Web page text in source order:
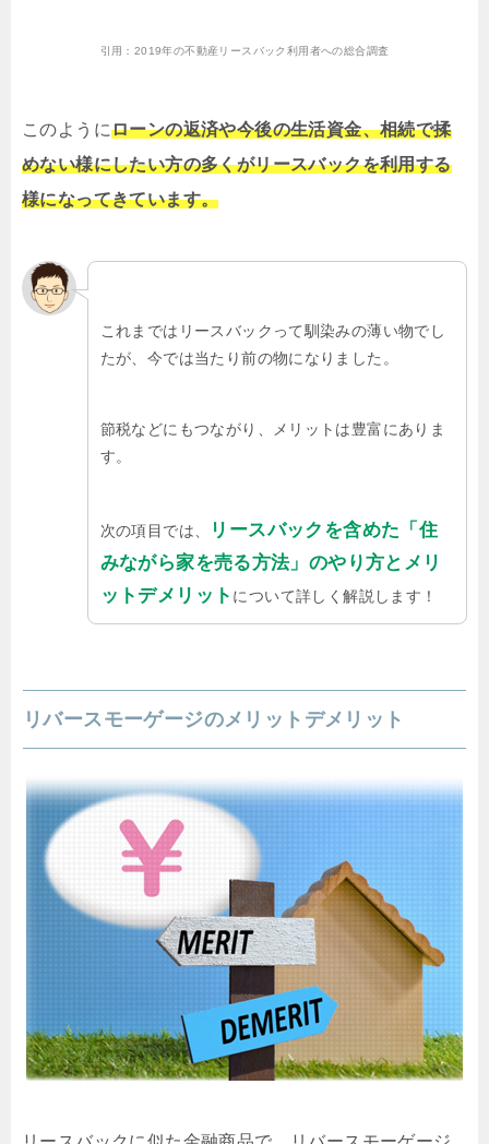
引用： 2019年の不動産リースバック利用者への総合調査
このようにローンの返済や今後の生活資金、相続で揉
めない様にしたい方の多くがリースバックを利用する
様になってきています。
これまではリースバックって馴染みの薄い物でし
たが、今では当たり前の物になりました。
節税などにもつながり、メリットは豊富にありま
す。
次の項目では、
リースバックを含めた「住
みながら家を売る方法」のやり方とメリ
ットデメリット について詳しく解説します！
リバースモーゲージのメリットデメリット